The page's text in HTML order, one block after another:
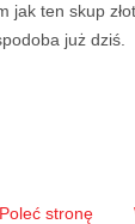
jak ten skup
już dziś.
Poleć stronę